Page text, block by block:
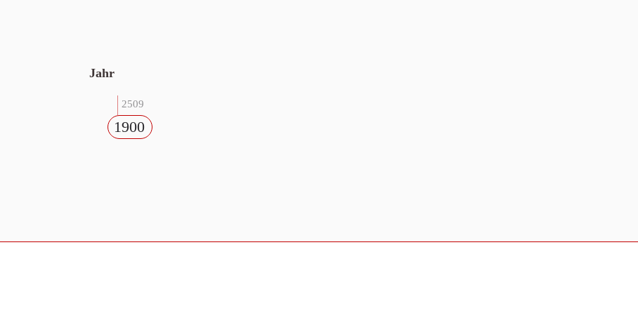
Jahr
2509
1900